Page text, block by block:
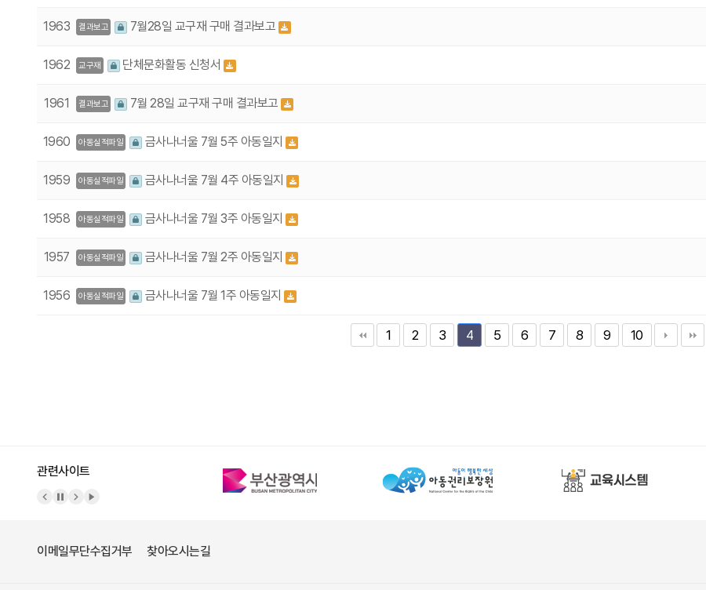
1963 결과보고 7월28일 교구재 구매 결과보고
1962 교구재 단체문화활동 신청서
1961 결과보고 7월 28일 교구재 구매 결과보고
1960 아동실적파일 금사나너울 7월 5주 아동일지
1959 아동실적파일 금사나너울 7월 4주 아동일지
1958 아동실적파일 금사나너울 7월 3주 아동일지
1957 아동실적파일 금사나너울 7월 2주 아동일지
1956 아동실적파일 금사나너울 7월 1주 아동일지
1 2 3 4 5 6 7 8 9 10
관련사이트
이메일무단수집거부 찾아오시는길